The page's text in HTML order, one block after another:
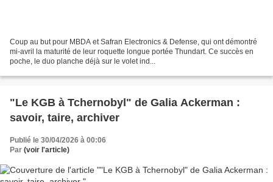
Coup au but pour MBDA et Safran Electronics & Defense, qui ont démontré
mi-avril la maturité de leur roquette longue portée Thundart. Ce succès en
poche, le duo planche déjà sur le volet ind...
"Le KGB à Tchernobyl" de Galia Ackerman :
savoir, taire, archiver
Publié le 30/04/2026 à 00:06
Par (voir l'article)